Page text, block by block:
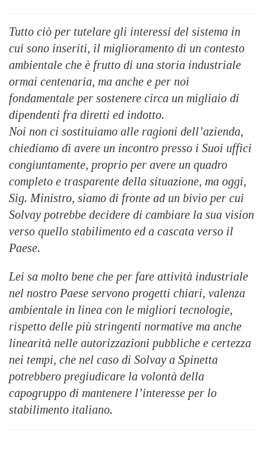
Tutto ciò per tutelare gli interessi del sistema in
cui sono inseriti, il miglioramento di un contesto
ambientale che è frutto di una storia industriale
ormai centenaria, ma anche e per noi
fondamentale per sostenere circa un migliaio di
dipendenti fra diretti ed indotto.
Noi non ci sostituiamo alle ragioni dell’azienda,
chiediamo di avere un incontro presso i Suoi uffici
congiuntamente, proprio per avere un quadro
completo e trasparente della situazione, ma oggi,
Sig. Ministro, siamo di fronte ad un bivio per cui
Solvay potrebbe decidere di cambiare la sua vision
verso quello stabilimento ed a cascata verso il
Paese.
Lei sa molto bene che per fare attività industriale
nel nostro Paese servono progetti chiari, valenza
ambientale in linea con le migliori tecnologie,
rispetto delle più stringenti normative ma anche
linearità nelle autorizzazioni pubbliche e certezza
nei tempi, che nel caso di Solvay a Spinetta
potrebbero pregiudicare la volontà della
capogruppo di mantenere l’interesse per lo
stabilimento italiano.